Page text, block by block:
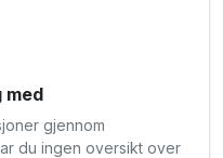
med
gjennom
du ingen oversikt over